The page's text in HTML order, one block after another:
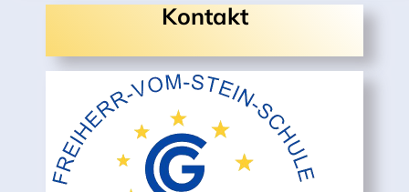
Kontakt